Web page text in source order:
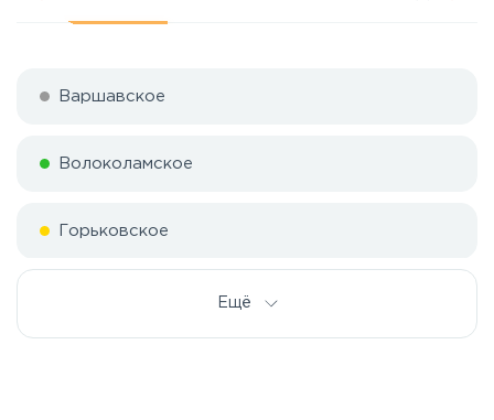
Варшавское
Волоколамское
Горьковское
Ещё